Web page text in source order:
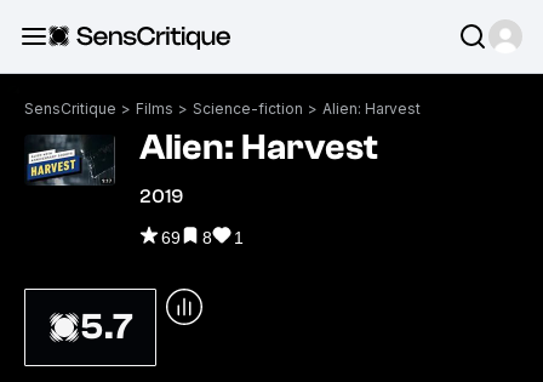
SensCritique > Films > Science-fiction > Alien: Harvest
Alien: Harvest
2019
69 8 1
5.7